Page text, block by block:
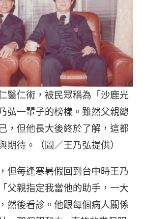
醫仁術，被民眾稱為「沙鹿光
弘一輩子的榜樣。雖然父親總
，但他長大後終於了解，這都
期待。（圖／王乃弘提供）
但每逢寒暑假回到台中時王乃
父親指定我當他的助手，一大
然後看診。他跟每個病人關係